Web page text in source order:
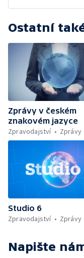
Ostatní
Zprávy v českém
znakovém jazyce
Zpravodajství
Zprávy
Studio 6
Zpravodajství
Zprávy
Napište